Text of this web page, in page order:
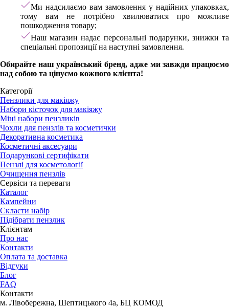
Ми надсилаємо вам замовлення у надійних упаковках,
тому вам не потрібно хвилюватися про можливе
пошкодження товару;
Наш магазин надає персональні подарунки, знижки та
спеціальні пропозиції на наступні замовлення.
Обирайте наш український бренд, адже ми завжди працюємо
над собою та цінуємо кожного клієнта!
Категорії
Пензлики для макіяжу
Набори кісточок для макіяжу
Міні набори пензликів
Чохли для пензлів та косметички
Декоративна косметика
Косметичні аксесуари
Подарункові сертифікати
Пензлі для косметології
Очищення пензлів
Сервіси та переваги
Каталог
Кампейни
Скласти набір
Підібрати пензлик
Клієнтам
Про нас
Контакти
Оплата та доставка
Відгуки
Блог
FAQ
Контакти
м. Лівобережна, Шептицького 4а, БЦ КОМОД